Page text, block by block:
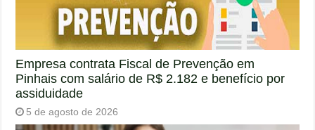
Empresa contrata Fiscal de Prevenção em
Pinhais com salário de R$ 2.182 e benefício por
assiduidade
5 de agosto de 2026